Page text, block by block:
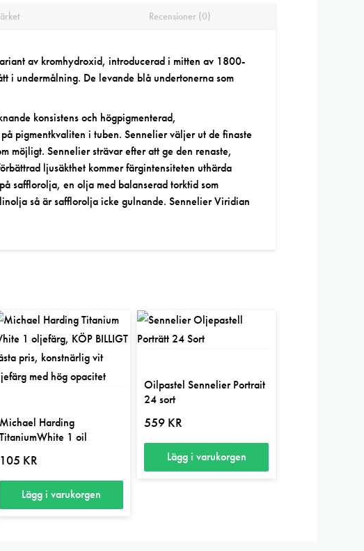
Recensioner (0)
av kromhydroxid, introducerad i mitten av 1800-
i undermålning. De levande blå undertonerna som
konsistens och högpigmenterad,
pigmentkvaliten i tuben. Sennelier väljer ut de finaste
möjligt. Sennelier strävar efter att ge den renaste,
ljusäkthet kommer färgintensiteten uthärda
safflorolja, en olja med balanserad torktid som
så är safflorolja icke gulnande. Sennelier Viridian
Michael Harding
TitaniumWhite 1 oil
105 KR
Lägg i varukorgen
Oilpastel Sennelier Portrait
24 sort
559 KR
Lägg i varukorgen